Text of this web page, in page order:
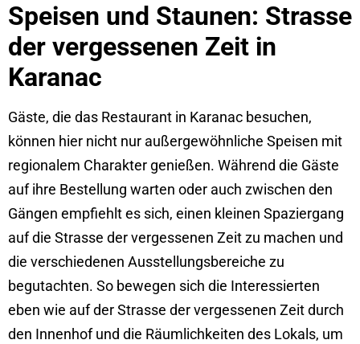
Speisen und Staunen: Strasse
der vergessenen Zeit in
Karanac
Gäste, die das Restaurant in Karanac besuchen,
können hier nicht nur außergewöhnliche Speisen mit
regionalem Charakter genießen. Während die Gäste
auf ihre Bestellung warten oder auch zwischen den
Gängen empfiehlt es sich, einen kleinen Spaziergang
auf die Strasse der vergessenen Zeit zu machen und
die verschiedenen Ausstellungsbereiche zu
begutachten. So bewegen sich die Interessierten
eben wie auf der Strasse der vergessenen Zeit durch
den Innenhof und die Räumlichkeiten des Lokals, um